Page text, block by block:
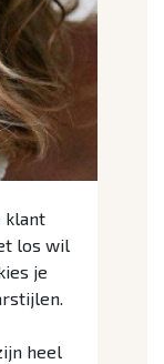
klant
los wil
je
heel